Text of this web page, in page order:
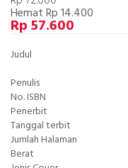
Hemat Rp 14.400
Rp 57.600
Judul
Penulis
No. ISBN
Penerbit
Tanggal terbit
Jumlah Halaman
Berat